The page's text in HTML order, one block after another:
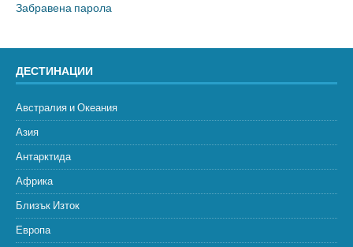
Забравена парола
ДЕСТИНАЦИИ
Австралия и Океания
Азия
Антарктида
Африка
Близък Изток
Европа